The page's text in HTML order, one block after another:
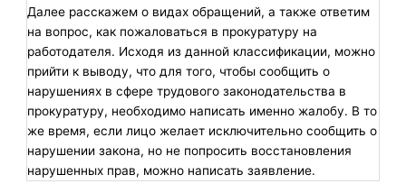
Далее расскажем о видах обращений, а также ответим
на вопрос, как пожаловаться в прокуратуру на
работодателя. Исходя из данной классификации, можно
прийти к выводу, что для того, чтобы сообщить о
нарушениях в сфере трудового законодательства в
прокуратуру, необходимо написать именно жалобу. В то
же время, если лицо желает исключительно сообщить о
нарушении закона, но не попросить восстановления
нарушенных прав, можно написать заявление.